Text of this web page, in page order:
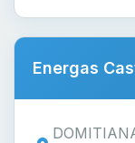
Energas